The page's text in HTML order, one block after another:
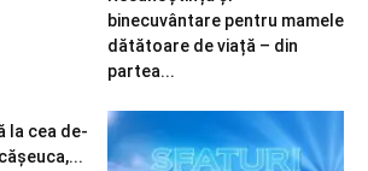
binecuvântare pentru mamele
dătătoare de viață – din
partea...
la cea de-